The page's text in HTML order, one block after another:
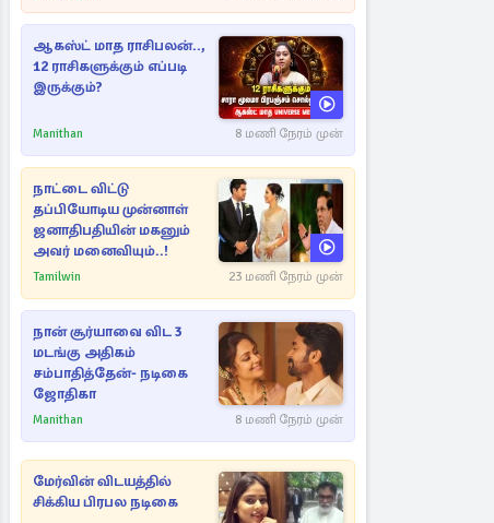
ஆகஸ்ட் மாத ராசிபலன்..,
12 ராசிகளுக்கும் எப்படி
இருக்கும்?
Manithan 8 மணி நேரம் முன்
நாட்டை விட்டு
தப்பியோடிய முன்னாள்
ஜனாதிபதியின் மகனும்
அவர் மனைவியும்..!
Tamilwin 23 மணி நேரம் முன்
நான் சூர்யாவை விட 3
மடங்கு அதிகம்
சம்பாதித்தேன்- நடிகை
ஜோதிகா
Manithan 8 மணி நேரம் முன்
மேர்வின் விடயத்தில்
சிக்கிய பிரபல நடிகை